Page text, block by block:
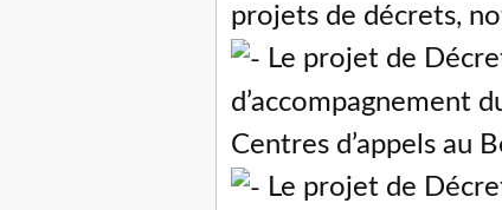
projets de décrets,
Le projet de
d’accompagnement
Centres d’appels au
Le projet de